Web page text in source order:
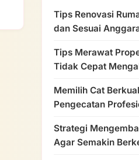
Tips Renovasi
dan Sesuai
Tips Merawat
Tidak Cepat
Memilih Cat
Pengecatan
Strategi
Agar Semakin